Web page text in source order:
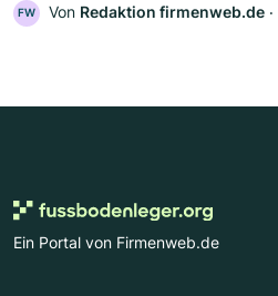
FW Von Redaktion firmenweb.de ‧
Ein Portal von Firmenweb.de